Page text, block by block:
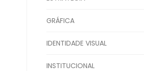
GRÁFICA
IDENTIDADE VISUAL
INSTITUCIONAL